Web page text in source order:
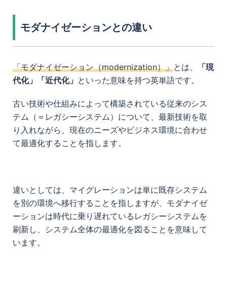
モダナイゼーションとの違い
「モダナイゼーション（modernization）」とは、
「現
代化」「近代化」 といった意味を持つ英単語です。
古い技術や仕組みによって構築されている従来のシス
テム（＝レガシーシステム）について、最新技術を取
り入れながら、現在のニーズやビジネス環境に合わせ
て最適化することを指します。
違いとしては、マイグレーションは単に既存システム
を別の環境へ移行することを指しますが、モダナイゼ
ーションは時代に乗り遅れているレガシーシステムを
刷新し、システム全体の最適化を図ることを意味して
います。